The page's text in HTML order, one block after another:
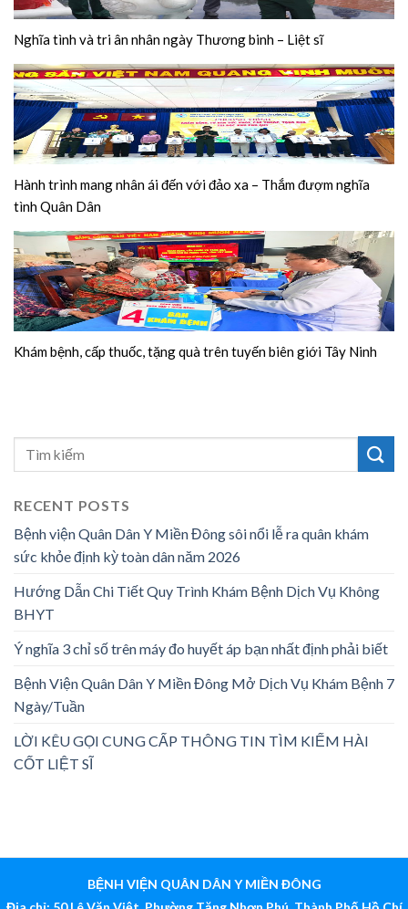
Nghĩa tình và tri ân nhân ngày Thương binh – Liệt sĩ
Hành trình mang nhân ái đến với đảo xa – Thắm đượm nghĩa
tình Quân Dân
Khám bệnh, cấp thuốc, tặng quà trên tuyến biên giới Tây Ninh
RECENT POSTS
Bệnh viện Quân Dân Y Miền Đông sôi nổi lễ ra quân khám
sức khỏe định kỳ toàn dân năm 2026
Hướng Dẫn Chi Tiết Quy Trình Khám Bệnh Dịch Vụ Không
BHYT
Ý nghĩa 3 chỉ số trên máy đo huyết áp bạn nhất định phải biết
Bệnh Viện Quân Dân Y Miền Đông Mở Dịch Vụ Khám Bệnh 7
Ngày/Tuần
LỜI KÊU GỌI CUNG CẤP THÔNG TIN TÌM KIẾM HÀI
CỐT LIỆT SĨ
BỆNH VIỆN QUÂN DÂN Y MIỀN ĐÔNG